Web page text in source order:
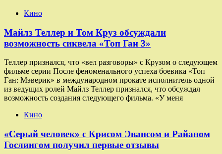
Кино
Майлз Теллер и Том Круз обсуждали
возможность сиквела «Топ Ган 3»
Теллер признался, что «вел разговоры» с Крузом о следующем
фильме серии После феноменального успеха боевика «Топ
Ган: Мэверик» в международном прокате исполнитель одной
из ведущих ролей Майлз Теллер признался, что обсуждал
возможность создания следующего фильма. «У меня
Кино
«Серый человек» с Крисом Эвансом и Райаном
Гослингом получил первые отзывы